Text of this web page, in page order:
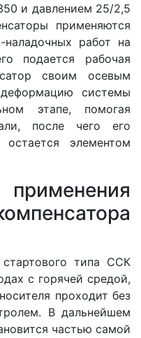
и давлением 25/2,5
применяются
работ на
подается рабочая
своим осевым
системы
этапе, помогая
после чего его
элементом
типа ССК
с горячей средой,
проходит без
В дальнейшем
частью самой